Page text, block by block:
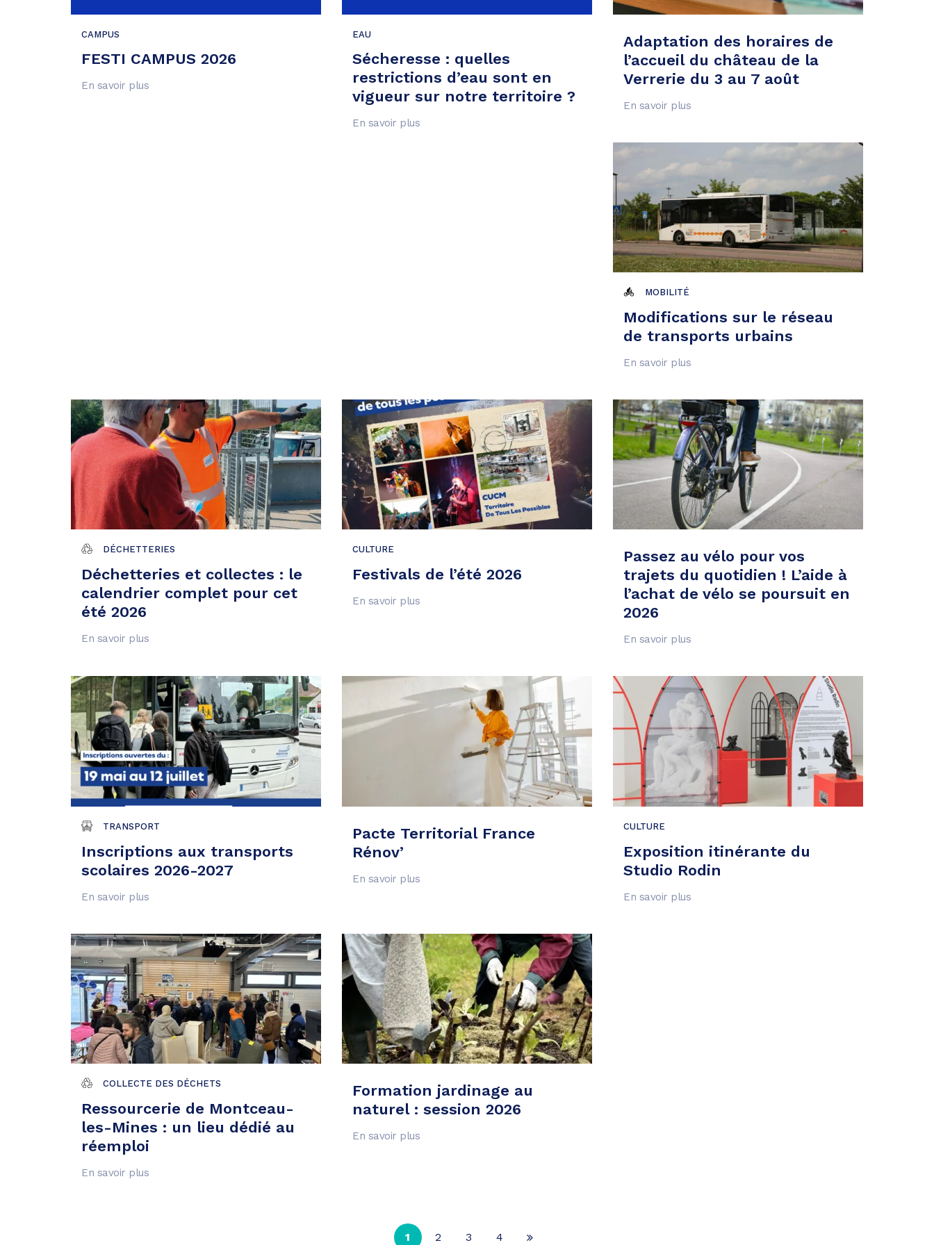
CAMPUS
FESTI CAMPUS 2026
En savoir plus
EAU
Sécheresse : quelles
restrictions d’eau sont en
vigueur sur notre territoire ?
En savoir plus
Adaptation des horaires de
l’accueil du château de la
Verrerie du 3 au 7 août
En savoir plus
MOBILITÉ
Modifications sur le réseau
de transports urbains
En savoir plus
DÉCHETTERIES
Déchetteries et collectes : le
calendrier complet pour cet
été 2026
En savoir plus
CULTURE
Festivals de l’été 2026
En savoir plus
Passez au vélo pour vos
trajets du quotidien ! L’aide à
l’achat de vélo se poursuit en
2026
En savoir plus
TRANSPORT
Inscriptions aux transports
scolaires 2026-2027
En savoir plus
Pacte Territorial France
Rénov’
En savoir plus
CULTURE
Exposition itinérante du
Studio Rodin
En savoir plus
COLLECTE DES DÉCHETS
Ressourcerie de Montceau-
les-Mines : un lieu dédié au
réemploi
En savoir plus
Formation jardinage au
naturel : session 2026
En savoir plus
1 2 3 4